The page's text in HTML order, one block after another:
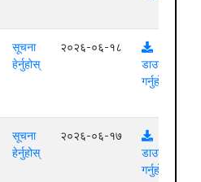
सूचना
हेर्नुहोस्
२०२६-०६-१८
डाउनलोड
गर्नुहोस्
सूचना
हेर्नुहोस्
२०२६-०६-१७
डाउनलोड
गर्नुहोस्